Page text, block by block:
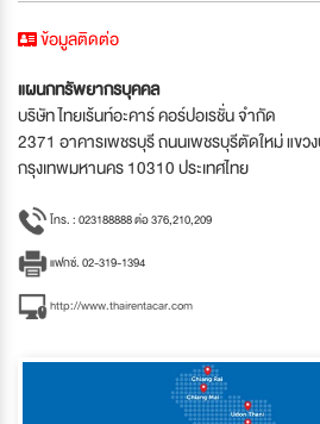
ข้อมูลติดต่อ
แผนกทรัพยากรบุคคล
บริษัท ไทยเร้นท์อะคาร์ คอร์ปอเรชั่น จำกัด
2371 อาคารเพชรบุรี ถนนเพชรบุรีตัดใหม่ แขว
กรุงเทพมหานคร 10310 ประเทศไทย
โทร. : 023188888 ต่อ 376,210,209
แฟกซ์. 02-319-1394
http://www.thairentacar.com